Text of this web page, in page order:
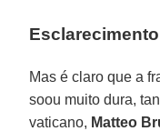
Esclarecimento
Mas é claro que a
soou muito dura,
vaticano, Matteo